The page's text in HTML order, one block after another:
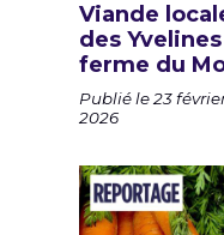
Viande
des
ferme du
Publié le 23
2026